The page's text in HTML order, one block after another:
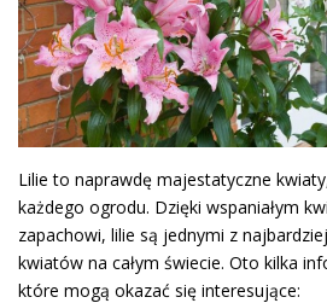
Lilie to naprawdę majestatyczne
każdego ogrodu. Dzięki wspaniałym
zapachowi, lilie są jednymi z
kwiatów na całym świecie. Oto kilka
które mogą okazać się interesujące: